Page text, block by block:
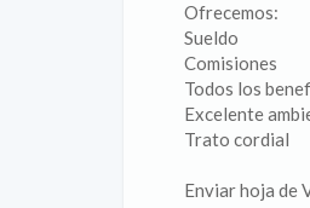
Ofrecemos:
Sueldo
Comisiones
Todos los
Excelente
Trato cordial
Enviar hoja de